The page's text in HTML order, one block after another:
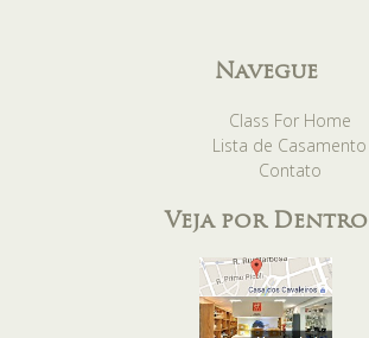
Navegue
Class For Home
Lista de Casamento
Contato
Veja por Dentro